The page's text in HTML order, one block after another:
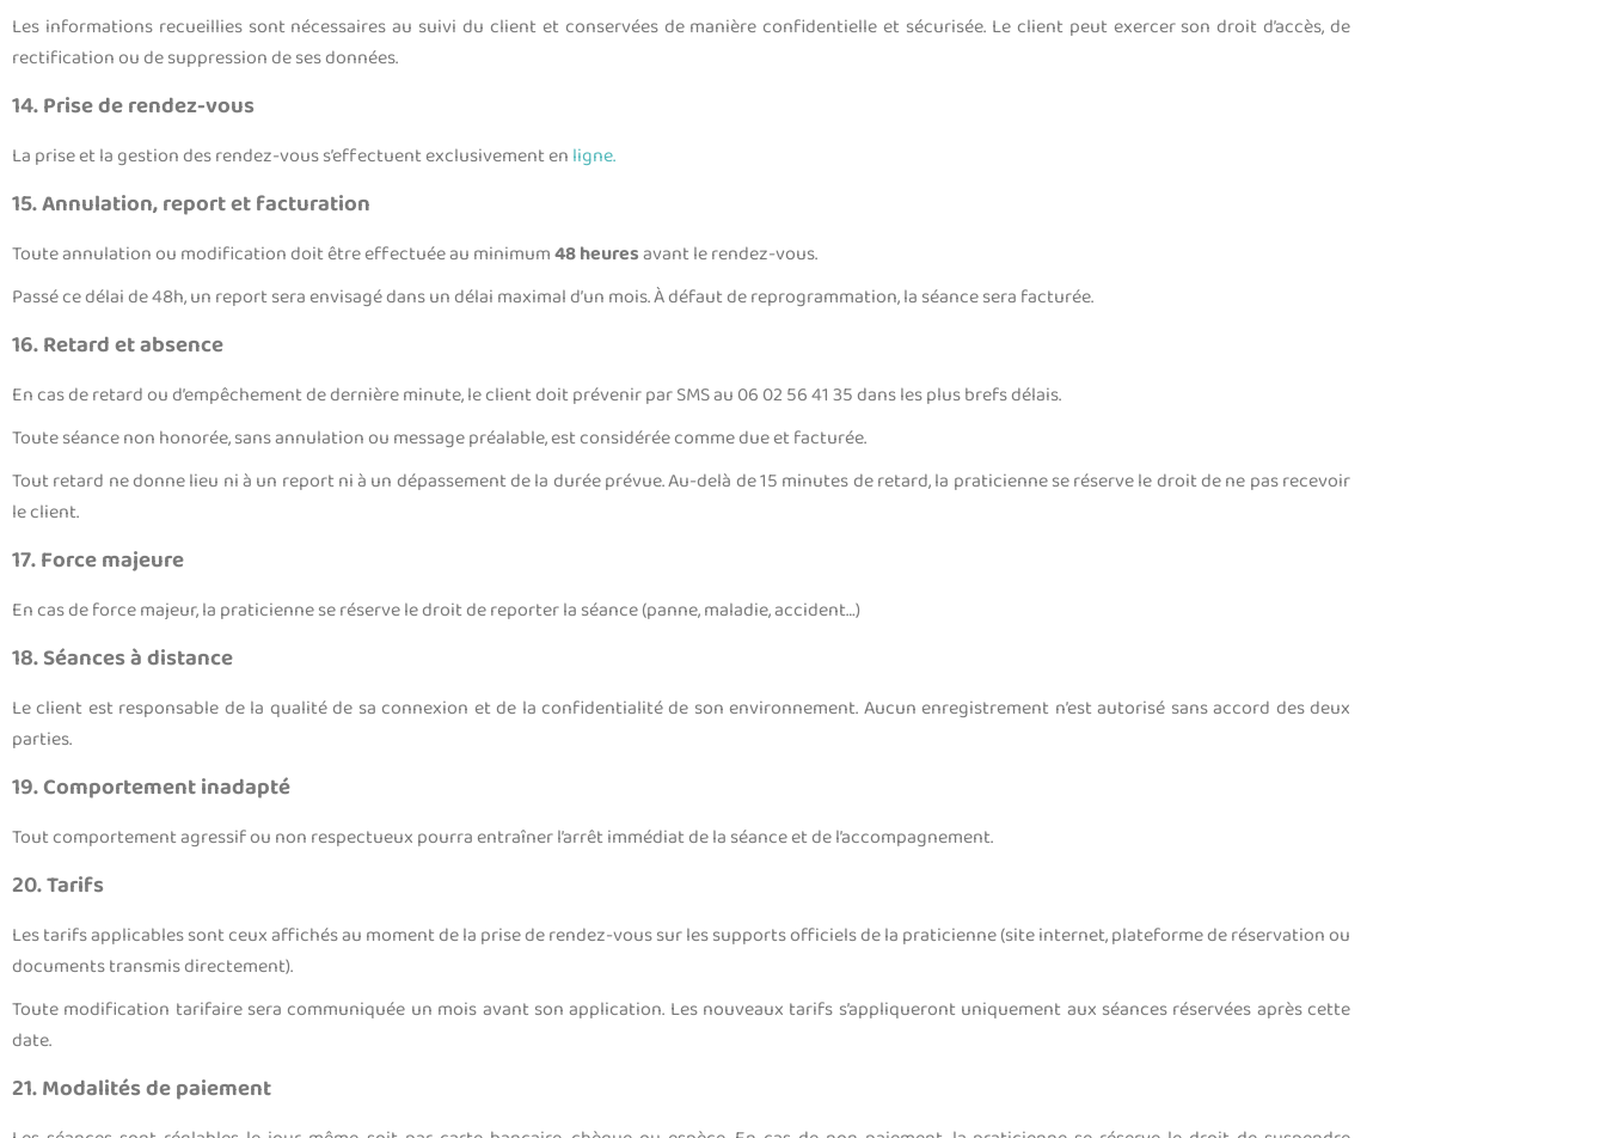
Les informations recueillies sont nécessaires au suivi du client et conservées de manière confidentielle et sécurisée. Le client peut exercer son droit d’accès, de
rectification ou de suppression de ses données.
14. Prise de rendez-vous
La prise et la gestion des rendez-vous s’effectuent exclusivement en ligne.
15. Annulation, report et facturation
Toute annulation ou modification doit être effectuée au minimum48 heuresavant le rendez-vous.
Passé ce délai de 48h, un report sera envisagé dans un délai maximal d’un mois. À défaut de reprogrammation, la séance sera facturée.
16. Retard et absence
En cas de retard ou d’empêchement de dernière minute, le client doit prévenir par SMS au 06 02 56 41 35 dans les plus brefs délais.
Toute séance non honorée, sans annulation ou message préalable, est considérée comme due et facturée.
Tout retard ne donne lieu ni à un report ni à un dépassement de la durée prévue.Au-delà de 15 minutes de retard, la praticienne se réserve le droit de ne pas recevoir
le client.
17. Force majeure
En cas de force majeur, la praticienne se réserve le droit de reporter la séance (panne, maladie, accident…)
18. Séances à distance
Le client est responsable de la qualité de sa connexion et de la confidentialité de son environnement. Aucun enregistrement n’est autorisé sans accord des deux
parties.
19. Comportement inadapté
Tout comportement agressif ou non respectueux pourra entraîner l’arrêt immédiat de la séance et de l’accompagnement.
20. Tarifs
Les tarifs applicables sont ceux affichés au moment de la prise de rendez-vous sur les supports officiels de la praticienne (site internet, plateforme de réservation ou
documents transmis directement).
Toute modification tarifaire sera communiquée un mois avant son application. Les nouveaux tarifs s’appliqueront uniquement aux séances réservées après cette
date.
21. Modalités de paiement